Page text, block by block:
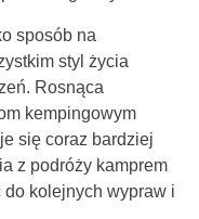
sposób na
styl życia
Rosnąca
kempingowym
się coraz bardziej
z podróży kamprem
do kolejnych wypraw i